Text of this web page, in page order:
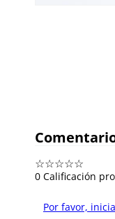
☆☆☆☆☆
0 Calificación
Por favor,